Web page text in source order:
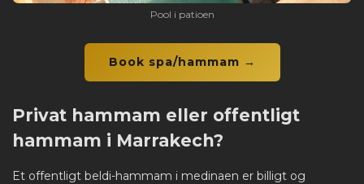
Pool i patioen
Book spa/hammam →
Privat hammam eller offentligt
hammam i Marrakech?
Et offentligt beldi-hammam i medinaen er billigt og